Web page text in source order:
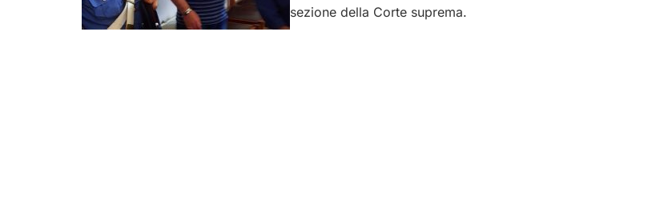
sezione della Corte suprema.